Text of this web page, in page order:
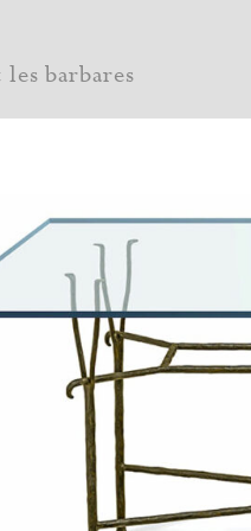
barbares